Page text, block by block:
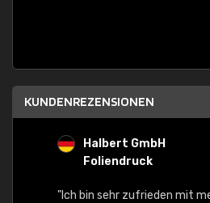
KUNDENREZENSIONEN
Halbert GmbH
Foliendruck
"Ich bin sehr zufrieden mit